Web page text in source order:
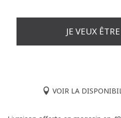
JE VEUX
VOIR LA